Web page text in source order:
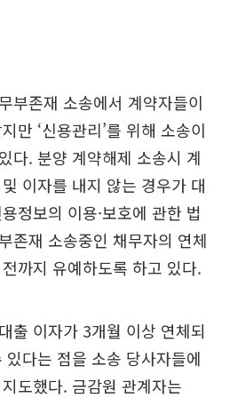
부존재 소송에서 계약자들이
만 ‘신용관리’를 위해 소송이
다. 분양 계약해제 소송시 계
이자를 내지 않는 경우가 대
정보의 이용·보호에 관한 법
존재 소송중인 채무자의 연체
까지 유예하도록 하고 있다.
출 이자가 3개월 이상 연체되
다는 점을 소송 당사자들에
도했다. 금감원 관계자는